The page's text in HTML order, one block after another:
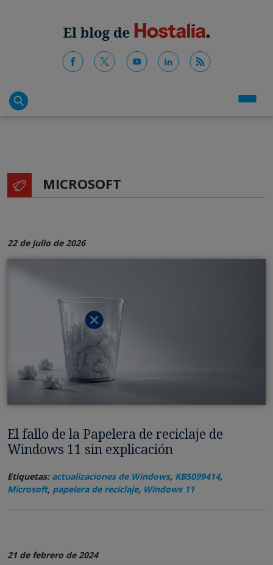
MICROSOFT
22 de julio de 2026
El fallo de la Papelera de reciclaje de
Windows 11 sin explicación
Etiquetas: actualizaciones de Windows, KB5099414,
Microsoft, papelera de reciclaje, Windows 11
21 de febrero de 2024